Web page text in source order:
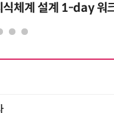
식체계 설계 1-day 워